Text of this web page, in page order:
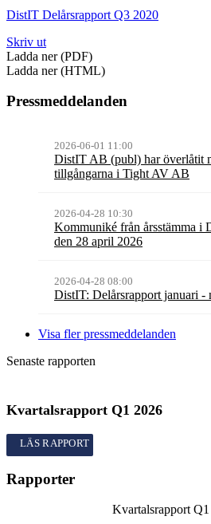
DistIT Delårsrapport Q3 2020
Skriv ut
Ladda ner (PDF)
Ladda ner (HTML)
Pressmeddelanden
2026-06-01 11:00
DistIT AB (publ) har överlåtit
tillgångarna i Tight AV AB
2026-04-28 10:30
Kommuniké från årsstämma i
den 28 april 2026
2026-04-28 08:00
DistIT: Delårsrapport januari -
Visa fler pressmeddelanden
Senaste rapporten
Kvartalsrapport Q1 2026
Kvartalsrapport
Rapporter
Kvartalsrapport Q1